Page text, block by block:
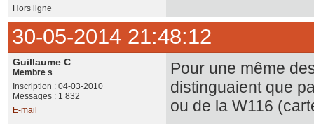
Hors ligne
30-05-2014 21:48:12
Guillaume C
Membre s
Inscription : 04-03-2010
Messages : 1 832
E-mail
Pour une même
distinguaient que
ou de la W116